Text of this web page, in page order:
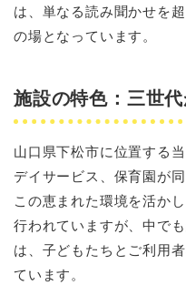
は、単なる読み聞かせを
の場となっています。
施設の特色：三世
山口県下松市に位置する
デイサービス、保育園が
この恵まれた環境を活か
行われていますが、中で
は、子どもたちとご利用
ています。